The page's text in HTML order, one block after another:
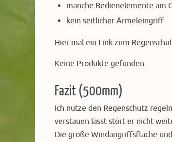
manche Bedienelemente am
kein seitlicher Ärmeleingriff
Hier mal ein Link zum
Keine Produkte gefunden.
Fazit (500mm)
Ich nutze den Regenschutz
verstauen lässt stört er nicht
Die große Windangriffsfläche